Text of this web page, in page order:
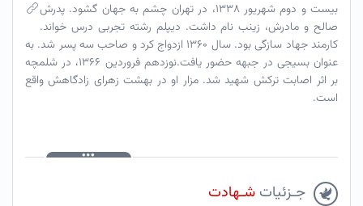
بیست و دوم شهریور ۱۳۳۸، در تهران چشم به جهان گشود. پدرش
صالح و مادرش، زینب نام داشت. دیپلم رشته تجربی درس خواند.
کارمند جهاد سازگی بود. سال ۱۳۶۰ ازدواج کرد و صاحب سه پسر شد. به
عنوان بسیجی در جبهه حضور یافت.نوزدهم فروردین ۱۳۶۶، در شلمچه
بر اثر اصابت ترکش شهید شد. مزار او در بهشت زهرای زادگاهش واقع
است.
جـزئیات شـهادت